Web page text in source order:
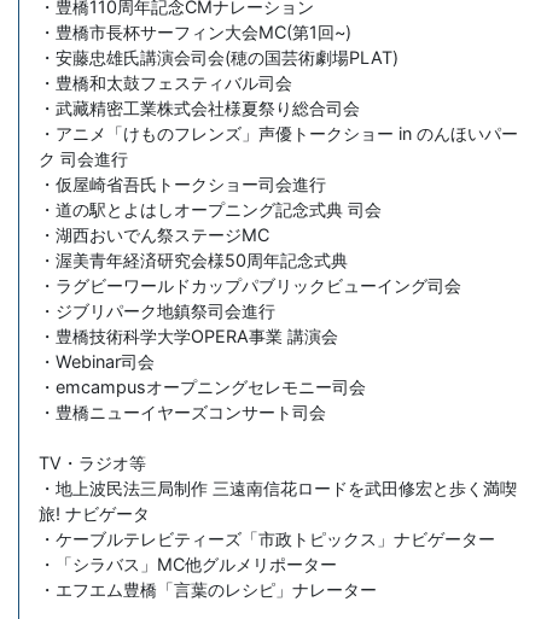
・豊橋110周年記念CMナレーション
・豊橋市長杯サーフィン大会MC(第1回~)
・安藤忠雄氏講演会司会(穂の国芸術劇場PLAT)
・豊橋和太鼓フェスティバル司会
・武藏精密工業株式会社様夏祭り総合司会
・アニメ「けものフレンズ」声優トークショー in のんほいパー
ク 司会進行
・仮屋崎省吾氏トークショー司会進行
・道の駅とよはしオープニング記念式典 司会
・湖西おいでん祭ステージMC
・渥美青年経済研究会様50周年記念式典
・ラグビーワールドカップパブリックビューイング司会
・ジブリパーク地鎮祭司会進行
・豊橋技術科学大学OPERA事業 講演会
・Webinar司会
・emcampusオープニングセレモニー司会
・豊橋ニューイヤーズコンサート司会
TV・ラジオ等
・地上波民法三局制作 三遠南信花ロードを武田修宏と歩く満喫
旅! ナビゲータ
・ケーブルテレビティーズ「市政トピックス」ナビゲーター
・「シラバス」MC他グルメリポーター
・エフエム豊橋「言葉のレシピ」ナレーター